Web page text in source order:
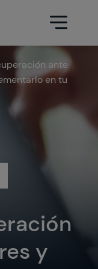
ante
en tu
y